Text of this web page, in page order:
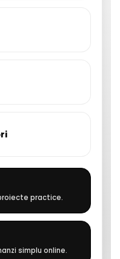
practice.
simplu online.